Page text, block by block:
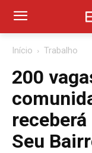
Início Trabalho
200
receberá
Seu